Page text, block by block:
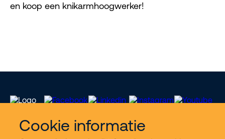
Cookie informatie
en koop een knikarmhoogwerker!